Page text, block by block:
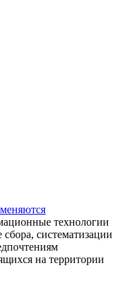
технологии
систематизации
на территории